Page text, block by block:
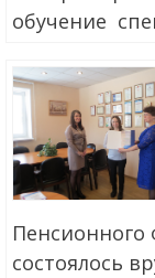
обучение
Пенсионного
состоялось